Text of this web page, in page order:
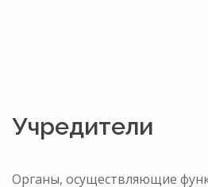
Учредители
Органы, осуществляющие